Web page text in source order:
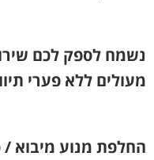
נשמח לספק לכם
מעולים ללא פערי
החלפת מנוע מיבוא /